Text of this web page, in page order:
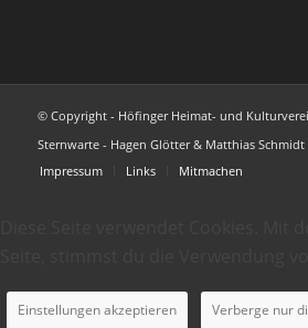
© Copyright - Höfinger Heimat- und
Sternwarte - Hagen Glötter & Matthias Schmidt
Impressum
Links Mitmachen
Einstellungen akzeptieren Verberge nur